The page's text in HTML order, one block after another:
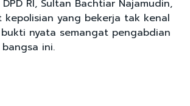
RI, Sultan Bachtiar Najamudin,
kepolisian yang bekerja tak kenal
nyata semangat pengabdian
ini.